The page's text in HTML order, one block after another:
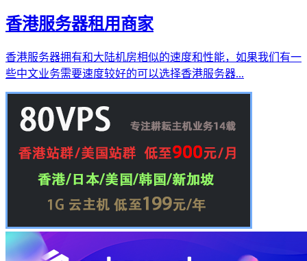
香港服务器租用商家
香港服务器拥有和大陆机房相似的速度和性能，如果我们有一
些中文业务需要速度较好的可以选择香港服务器...